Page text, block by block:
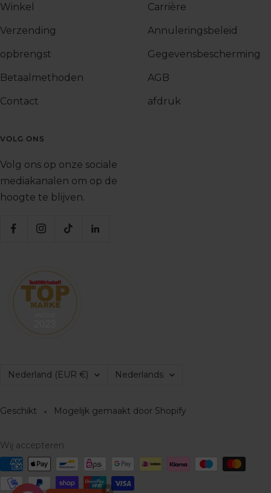
Winkel
Verzending
opbrengst
Betaalmethoden
Contact
Carrière
Annuleringsbeleid
Gegevensbescherming
AGB
afdruk
VOLG ONS
Volg ons op onze sociale
mediakanalen om op de
hoogte te blijven.
Land/regio
Nederland (EUR €) Taal
Nederlands
Geschikt Mogelijk gemaakt door Shopify
Wij accepteren
×